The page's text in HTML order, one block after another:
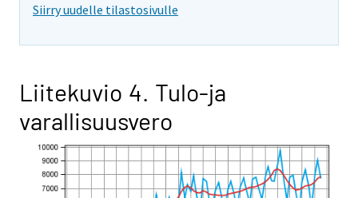
Siirry uudelle tilastosivulle
Liitekuvio 4. Tulo-ja
varallisuusvero